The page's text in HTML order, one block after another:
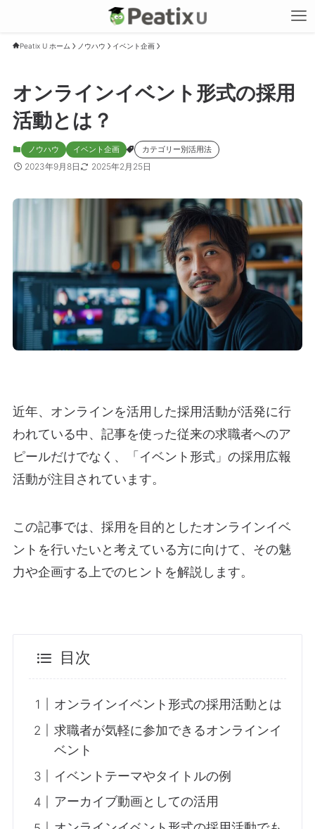
Peatix U ホーム ノウハウ イベント企画
オンラインイベント形式の採用
活動とは？
ノウハウ イベント企画 カテゴリー別活用法
2023年9月8日 2025年2月25日
近年、オンラインを活用した採用活動が活発に行
われている中、記事を使った従来の求職者へのア
ピールだけでなく、「イベント形式」の採用広報
活動が注目されています。
この記事では、採用を目的としたオンラインイベ
ントを行いたいと考えている方に向けて、その魅
力や企画する上でのヒントを解説します。
目次
オンラインイベント形式の採用活動とは
求職者が気軽に参加できるオンラインイ
ベント
イベントテーマやタイトルの例
アーカイブ動画としての活用